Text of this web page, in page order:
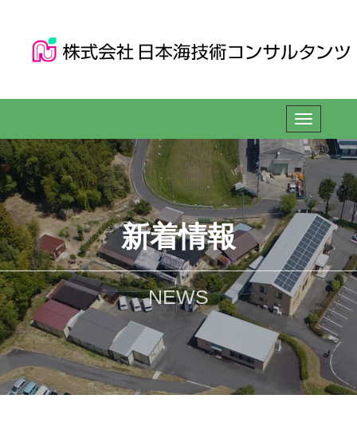
新着情報
NEWS